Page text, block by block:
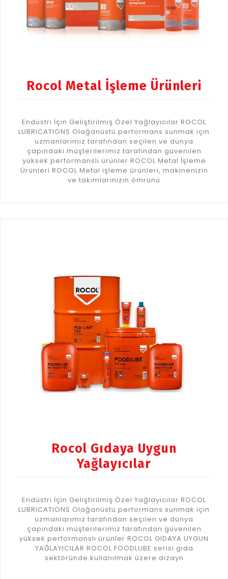
Rocol Metal İşleme Ürünleri
Endüstri İçin Geliştirilmiş Özel Yağlayıcılar ROCOL
LUBRICATIONS Olağanüstü performans sunmak için
uzmanlarımız tarafından seçilen ve dünya
çapındaki müşterilerimiz tarafından güvenilen
yüksek performanslı ürünler ROCOL Metal İşleme
Ürünleri ROCOL Metal işleme ürünleri, makinenizin
ve takımlarınızın ömrünü
Rocol Gıdaya Uygun
Yağlayıcılar
Endüstri İçin Geliştirilmiş Özel Yağlayıcılar ROCOL
LUBRICATIONS Olağanüstü performans sunmak için
uzmanlarımız tarafından seçilen ve dünya
çapındaki müşterilerimiz tarafından güvenilen
yüksek performanslı ürünler ROCOL GIDAYA UYGUN
YAĞLAYICILAR ROCOL FOODLUBE serisi gıda
sektöründe kullanılmak üzere dizayn